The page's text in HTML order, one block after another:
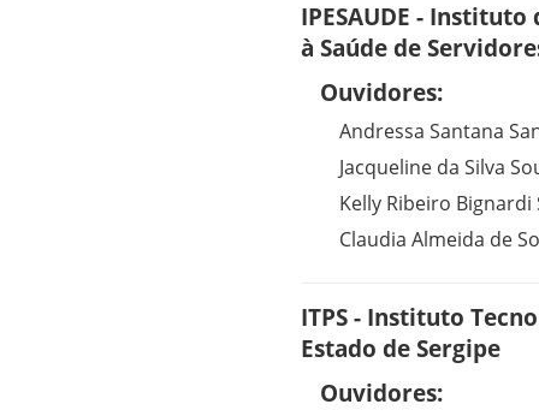
IPESAUDE -
à Saúde de
Ouvidores:
Andressa Santana
Jacqueline da Silva
Kelly Ribeiro Bignardi
Claudia Almeida de
ITPS - Instituto
Estado de Sergipe
Ouvidores: